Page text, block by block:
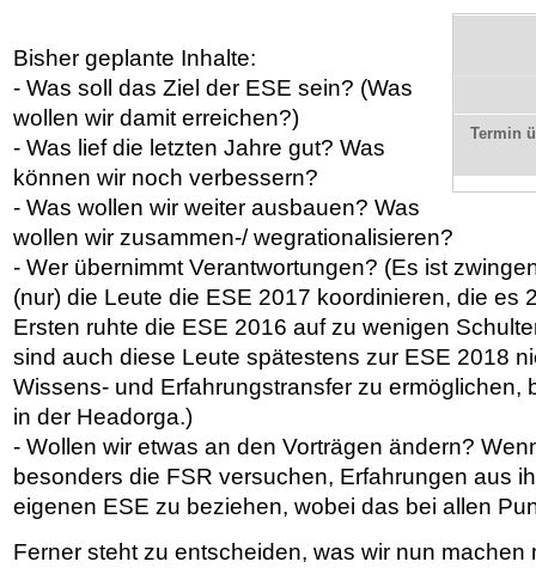
Termin
Bisher geplante Inhalte:
- Was soll das Ziel der ESE sein? (Was
wollen wir damit erreichen?)
- Was lief die letzten Jahre gut? Was
können wir noch verbessern?
- Was wollen wir weiter ausbauen? Was
wollen wir zusammen-/ wegrationalisieren?
- Wer übernimmt Verantwortungen? (Es ist
(nur) die Leute die ESE 2017 koordinieren, die es
Ersten ruhte die ESE 2016 auf zu wenigen
sind auch diese Leute spätestens zur ESE 2018
Wissens- und Erfahrungstransfer zu ermöglichen,
in der Headorga.)
- Wollen wir etwas an den Vorträgen ändern?
besonders die FSR versuchen, Erfahrungen aus
eigenen ESE zu beziehen, wobei das bei allen
Ferner steht zu entscheiden, was wir nun machen